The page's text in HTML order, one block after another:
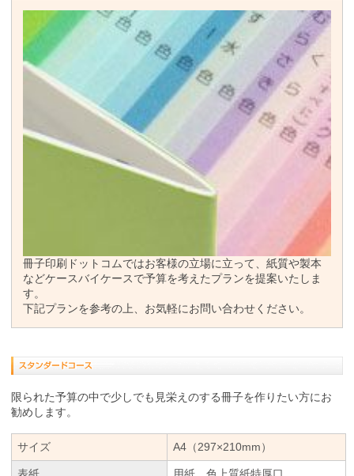
冊子印刷ドットコムではお客様の立場に立って、紙質や製本
などケースバイケースで予算を考えたプランを提案いたしま
す。
下記プランを参考の上、お気軽にお問い合わせください。
限られた予算の中で少しでも見栄えのする冊子を作りたい方にお
勧めします。
サイズ A4（297×210mm）